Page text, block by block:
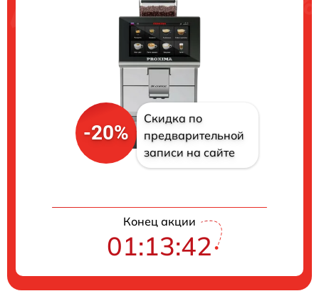
-20%
Скидка по
предварительной
записи на сайте
Конец акции
01:13:42